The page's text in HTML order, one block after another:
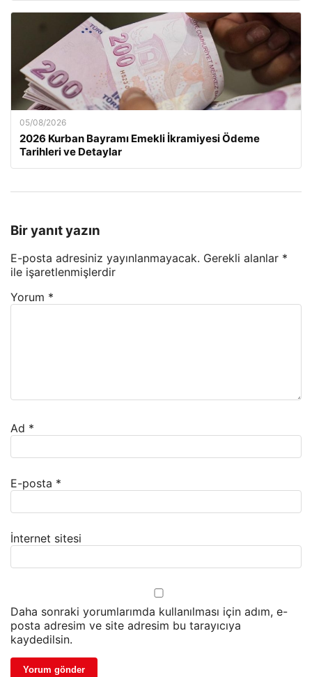
05/08/2026
2026 Kurban Bayramı Emekli İkramiyesi Ödeme
Tarihleri ve Detaylar
Bir yanıt yazın
E-posta adresiniz yayınlanmayacak. Gerekli alanlar *
ile işaretlenmişlerdir
Yorum *
Ad *
E-posta *
İnternet sitesi
Daha sonraki yorumlarımda kullanılması için adım, e-
posta adresim ve site adresim bu tarayıcıya
kaydedilsin.